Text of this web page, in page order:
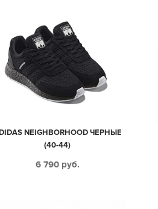
NEIGHBORHOOD ЧЕРНЫЕ
(40-44)
6 790 руб.